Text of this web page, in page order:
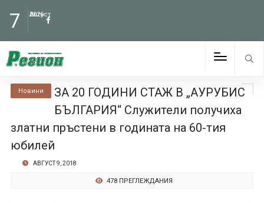
7 Август
2026
Новини
ЗА 20 ГОДИНИ СТАЖ В „АУРУБИС
БЪЛГАРИЯ“ Служители получиха
златни пръстени в годината на 60-тия
юбилей
АВГУСТ 9, 2018
478 ПРЕГЛЕЖДАНИЯ